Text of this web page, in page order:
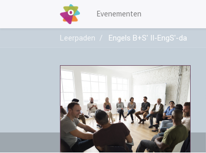
Evenementen
Leerpaden Engels B+S' II-EngS'-da